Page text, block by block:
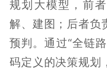
规划大模型，前
解、建图；后者负
预判。通过“全链
码定义的决策规划